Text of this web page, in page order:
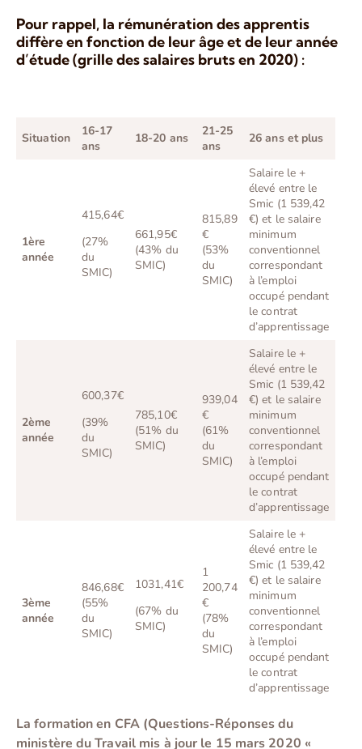
Pour rappel, la rémunération des apprentis
diffère en fonction de leur âge et de leur année
d’étude (grille des salaires bruts en 2020) :
Situation
16-17
ans
18-20 ans
21-25
ans
26 ans et plus
1ère
année
415,64€
(27%
du
SMIC)
661,95€
(43% du
SMIC)
815,89
€
(53%
du
SMIC)
Salaire le +
élevé entre le
Smic (1 539,42
€) et le salaire
minimum
conventionnel
correspondant
à l’emploi
occupé pendant
le contrat
d’apprentissage
2ème
année
600,37€
(39%
du
SMIC)
785,10€
(51% du
SMIC)
939,04
€
(61%
du
SMIC)
Salaire le +
élevé entre le
Smic (1 539,42
€) et le salaire
minimum
conventionnel
correspondant
à l’emploi
occupé pendant
le contrat
d’apprentissage
3ème
année
846,68€
(55%
du
SMIC)
1031,41€
(67% du
SMIC)
1
200,74
€
(78%
du
SMIC)
Salaire le +
élevé entre le
Smic (1 539,42
€) et le salaire
minimum
conventionnel
correspondant
à l’emploi
occupé pendant
le contrat
d’apprentissage
La formation en CFA (Questions-Réponses du
ministère du Travail mis à jour le 15 mars 2020 «